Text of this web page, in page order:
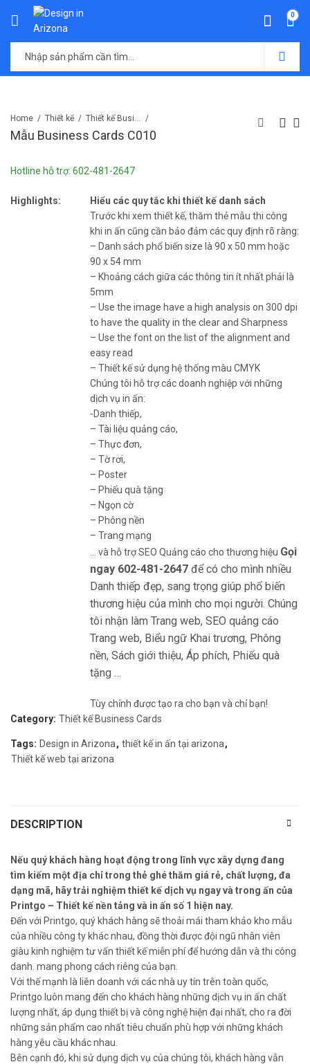
0
Home Thiết kế Thiết kế Business Cards
Mẫu Business Cards C010
Hotline hỗ trợ: 602-481-2647
Highlights:
Hiểu các quy tắc khi thiết kế danh sách
Trước khi xem thiết kế, thăm thẻ mẫu thi công
khi in ấn cũng cần bảo đảm các quy định rõ ràng:
– Danh sách phổ biến size là 90 x 50 mm hoặc
90 x 54 mm
– Khoảng cách giữa các thông tin ít nhất phải là
5mm
– Use the image have a high analysis on 300 dpi
to have the quality in the clear and Sharpness
– Use the font on the list of the alignment and
easy read
– Thiết kế sử dụng hệ thống màu CMYK
Chúng tôi hỗ trợ các doanh nghiệp với những
dịch vụ in ấn:
-Danh thiếp,
– Tài liệu quảng cáo,
– Thực đơn,
– Tờ rơi,
– Poster
– Phiếu quà tặng
– Ngọn cờ
– Phông nền
– Trang mạng
… và hỗ trợ SEO Quảng cáo cho thương hiệu Gọi
ngay 602-481-2647 để có cho mình nhiều
Danh thiếp đẹp, sang trọng giúp phổ biến
thương hiệu của mình cho mọi người. Chúng
tôi nhận làm Trang web, SEO quảng cáo
Trang web, Biểu ngữ Khai trương, Phông
nền, Sách giới thiệu, Áp phích, Phiếu quà
tặng …
Tùy chỉnh được tạo ra cho bạn và chỉ bạn!
Category: Thiết kế Business Cards
Tags: Design in Arizona, thiết kế in ấn tại arizona,
Thiết kế web tại arizona
DESCRIPTION
Nếu quý khách hàng hoạt động trong lĩnh vực xây dựng đang
tìm kiếm một địa chỉ trong thẻ ghé thăm giá rẻ, chất lượng, đa
dạng mã, hãy trải nghiệm thiết kế dịch vụ ngay và trong ấn của
Printgo – Thiết kế nền tảng và in ấn số 1 hiện nay.
Đến với Printgo, quý khách hàng sẽ thoải mái tham khảo kho mẫu
của nhiều công ty khác nhau, đồng thời được đội ngũ nhân viên
giàu kinh nghiệm tư vấn thiết kế miễn phí để hướng dẫn và thi công
danh. mang phong cách riêng của bạn.
Với thế mạnh là liên doanh với các nhà uy tín trên toàn quốc,
Printgo luôn mang đến cho khách hàng những dịch vụ in ấn chất
lượng nhất, áp dụng thiết bị và công nghệ hiện đại nhất, cho ra đời
những sản phẩm cao nhất tiêu chuẩn phù hợp với những khách
hàng yêu cầu khác nhau.
Bên cạnh đó, khi sử dụng dịch vụ của chúng tôi, khách hàng vẫn